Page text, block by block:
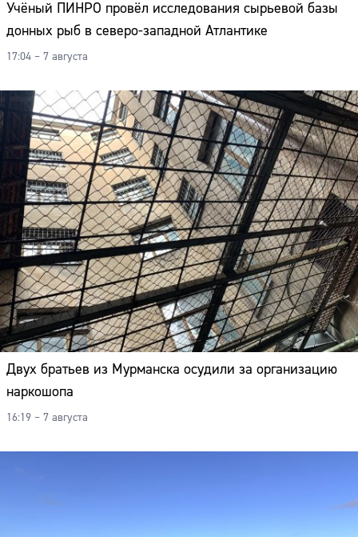
Учёный ПИНРО провёл исследования сырьевой базы
донных рыб в северо-западной Атлантике
17:04 – 7 августа
Двух братьев из Мурманска осудили за организацию
наркошопа
16:19 – 7 августа